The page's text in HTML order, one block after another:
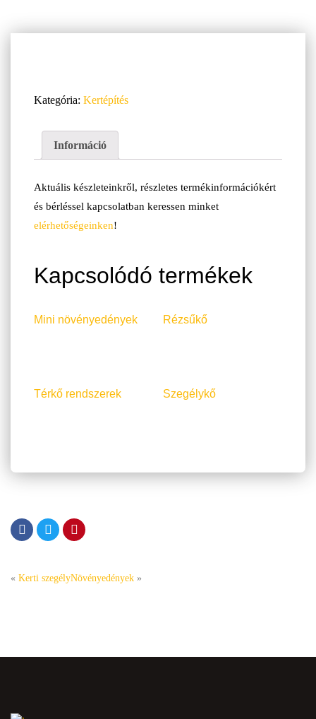
Kategória: Kertépítés
Információ
Aktuális készleteinkről, részletes termékinformációkért
és bérléssel kapcsolatban keressen minket
elérhetőségeinken!
Kapcsolódó termékek
Mini növényedények Rézsűkő
Térkő rendszerek Szegélykő
« Kerti szegélyNövényedények »